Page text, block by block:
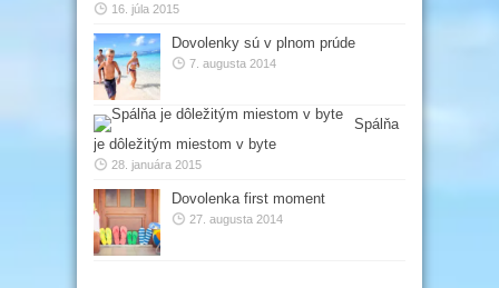
16. júla 2015
Dovolenky sú v plnom prúde
7. augusta 2014
Spálňa
je dôležitým miestom v byte
28. januára 2015
Dovolenka first moment
27. augusta 2014